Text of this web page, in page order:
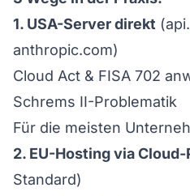
1. USA-Server direkt
anthropic.com)
Cloud Act & FISA 702
Schrems II-Problematik
Für die meisten
2. EU-Hosting via
Standard)